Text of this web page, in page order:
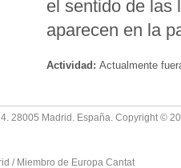
el sentido de las
aparecen en la
Actividad: Actualmente
28005 Madrid. España. Copyright ©
/ Miembro de Europa Cantat